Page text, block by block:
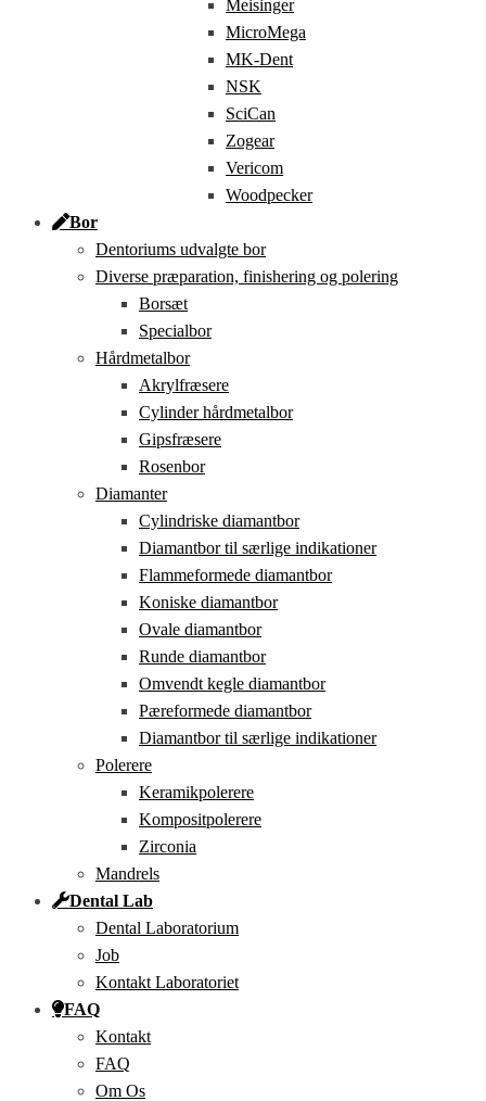
Meisinger
MicroMega
MK-Dent
NSK
SciCan
Zogear
Vericom
Woodpecker
Bor
Dentoriums udvalgte bor
Diverse præparation, finishering og polering
Borsæt
Specialbor
Hårdmetalbor
Akrylfræsere
Cylinder hårdmetalbor
Gipsfræsere
Rosenbor
Diamanter
Cylindriske diamantbor
Diamantbor til særlige indikationer
Flammeformede diamantbor
Koniske diamantbor
Ovale diamantbor
Runde diamantbor
Omvendt kegle diamantbor
Pæreformede diamantbor
Diamantbor til særlige indikationer
Polerere
Keramikpolerere
Kompositpolerere
Zirconia
Mandrels
Dental Lab
Dental Laboratorium
Job
Kontakt Laboratoriet
FAQ
Kontakt
FAQ
Om Os